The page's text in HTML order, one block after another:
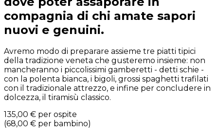
compagnia di chi amate sapori
nuovi e genuini.
Avremo modo di preparare assieme tre piatti tipici
della tradizione veneta che gusteremo insieme: non
mancheranno i piccolissimi gamberetti - detti schie -
con la polenta bianca, i bigoli, grossi spaghetti trafilati
con il tradizionale attrezzo, e infine per concludere in
dolcezza, il tiramisù classico.
135,00 € per ospite
(68,00 € per bambino)